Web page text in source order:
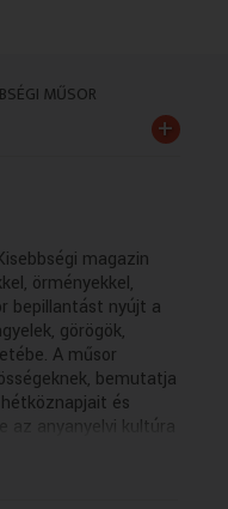
MŰSOR
+
magazin
örményekkel,
bepillantást nyújt a
görögök,
A műsor
bemutatja
és
anyanyelvi kultúra
többsége az
feliratozással.